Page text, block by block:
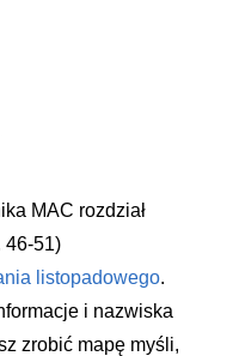
MAC rozdział
46-51)
listopadowego.
i nazwiska
zrobić mapę myśli,